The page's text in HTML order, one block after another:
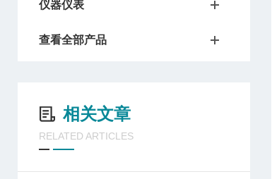
仪器仪表
查看全部产品
相关文章
RELATED ARTICLES